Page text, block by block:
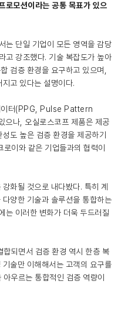
로모션이라는 공통 목표가 있으
는 단일 기업이 모든 영역을 감당
고 강조했다. 기술 복잡도가 높아
검증 환경을 요구하고 있으며,
고 있다는 설명이다.
이터(PPG, Pulse Pattern
나, 오실로스코프 제품은 제공
도 높은 검증 환경을 제공하기
이와 같은 기업들과의 협력이
화될 것으로 내다봤다. 특히 계
양한 기술과 솔루션을 통합하는
는 이러한 변화가 더욱 두드러질
되면서 검증 환경 역시 한층 복
술만 이해해서는 고객의 요구를
우르는 통합적인 검증 역량이